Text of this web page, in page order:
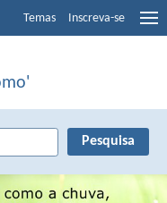
Temas Inscreva-se